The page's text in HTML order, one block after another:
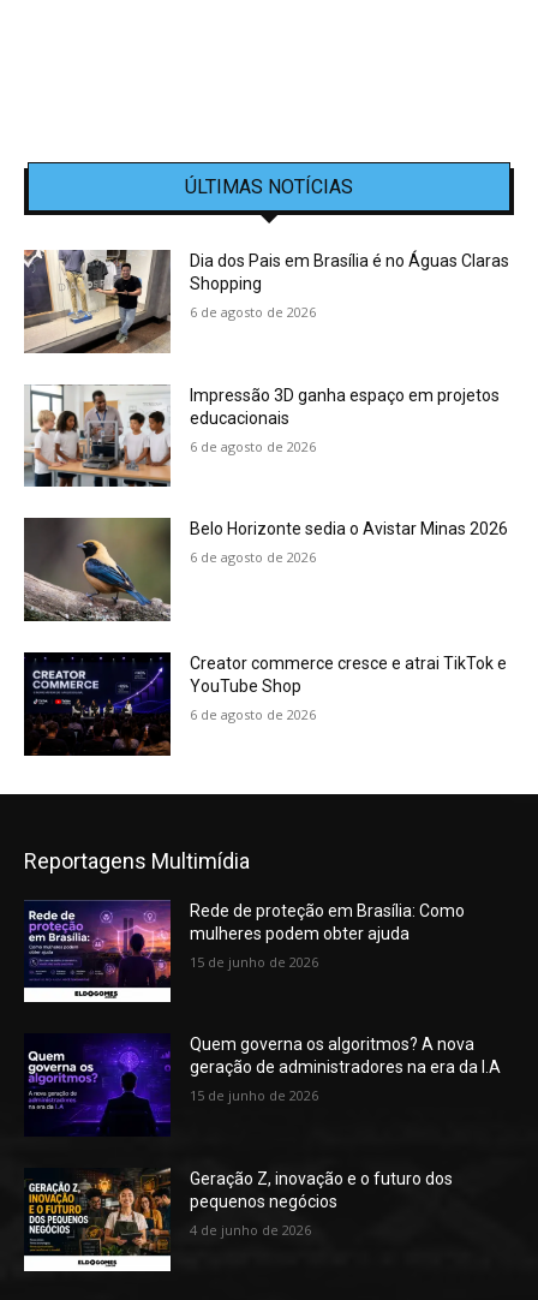
ÚLTIMAS NOTÍCIAS
Dia dos Pais em Brasília é no Águas Claras
Shopping
6 de agosto de 2026
Impressão 3D ganha espaço em projetos
educacionais
6 de agosto de 2026
Belo Horizonte sedia o Avistar Minas 2026
6 de agosto de 2026
Creator commerce cresce e atrai TikTok e
YouTube Shop
6 de agosto de 2026
Reportagens Multimídia
Rede de proteção em Brasília: Como
mulheres podem obter ajuda
15 de junho de 2026
Quem governa os algoritmos? A nova
geração de administradores na era da I.A
15 de junho de 2026
Geração Z, inovação e o futuro dos
pequenos negócios
4 de junho de 2026